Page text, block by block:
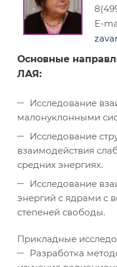
E-
Основные
ЛАЯ:
Исследование
малонуклонными
Исследование
взаимодействия
средних энергиях.
Исследование
энергий с ядрами с
степеней свободы.
Прикладные
Разработка